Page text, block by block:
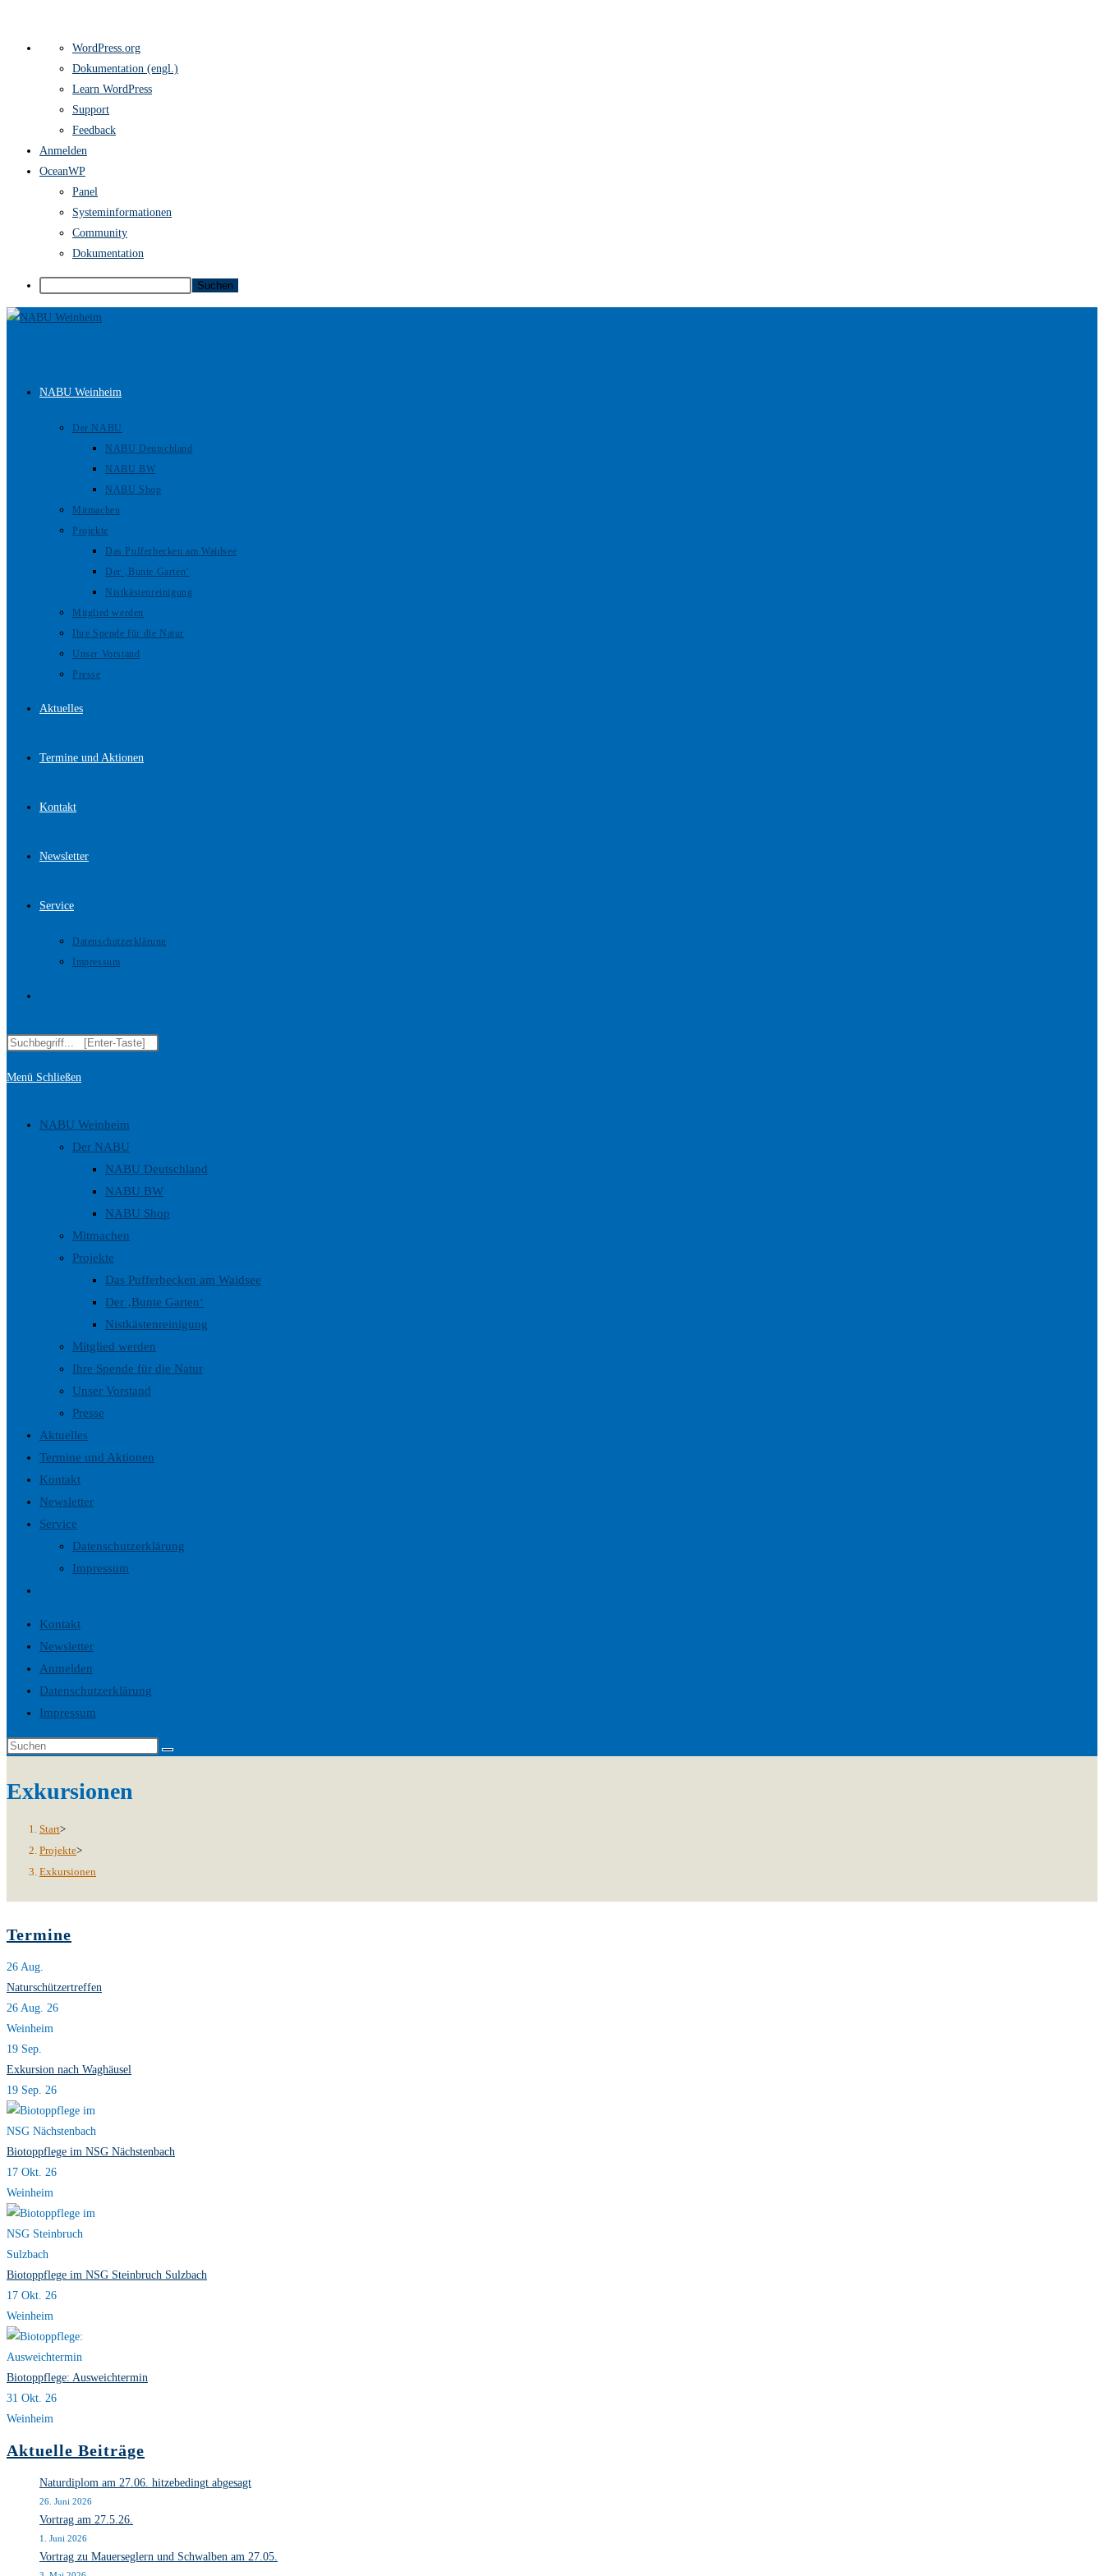
Über
WordPress
WordPress.org
Dokumentation (engl.)
Learn WordPress
Support
Feedback
Anmelden
OceanWP
Panel
Systeminformationen
Community
Dokumentation
Suchen
Zum
NABU Weinheim
Der NABU
NABU Deutschland
NABU BW
NABU Shop
Mitmachen
Projekte
Das Pufferbecken am Waidsee
Der ‚Bunte Garten‘
Nistkästenreinigung
Mitglied werden
Ihre Spende für die Natur
Unser Vorstand
Presse
Aktuelles
Termine und Aktionen
Kontakt
Newsletter
Service
Datenschutzerklärung
Impressum
Suche
Diese
durchsuchen
Menü Schließen
NABU Weinheim
Der NABU
NABU Deutschland
NABU BW
NABU Shop
Mitmachen
Projekte
Das Pufferbecken am Waidsee
Der ‚Bunte Garten‘
Nistkästenreinigung
Mitglied werden
Ihre Spende für die Natur
Unser Vorstand
Presse
Aktuelles
Termine und Aktionen
Kontakt
Newsletter
Service
Datenschutzerklärung
Impressum
umschalten
Kontakt
Newsletter
Anmelden
Datenschutzerklärung
Impressum
Exkursionen
Start>
Projekte>
Exkursionen
Termine
26 Aug.
Naturschützertreffen
26 Aug. 26
Weinheim
19 Sep.
Exkursion nach Waghäusel
19 Sep. 26
Biotoppflege im NSG Nächstenbach
17 Okt. 26
Weinheim
Biotoppflege im NSG Steinbruch Sulzbach
17 Okt. 26
Weinheim
Biotoppflege: Ausweichtermin
31 Okt. 26
Weinheim
Aktuelle Beiträge
Naturdiplom am 27.06. hitzebedingt abgesagt
26. Juni 2026
Vortrag am 27.5.26.
1. Juni 2026
Vortrag zu Mauerseglern und Schwalben am 27.05.